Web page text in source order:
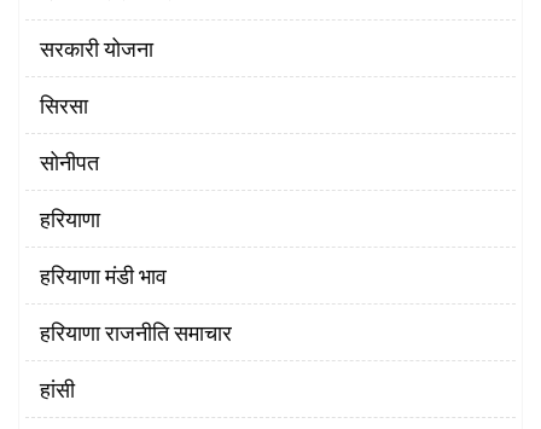
सरकारी योजना
सिरसा
सोनीपत
हरियाणा
हरियाणा मंडी भाव
हरियाणा राजनीति समाचार
हांसी